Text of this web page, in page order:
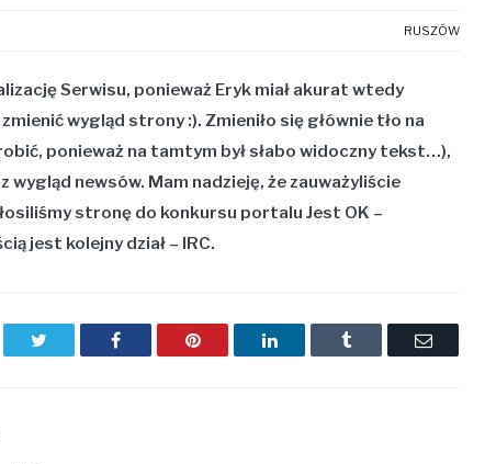
RUSZÓW
Serwisu, ponieważ Eryk miał akurat wtedy
wygląd strony :). Zmieniło się głównie tło na
ponieważ na tamtym był słabo widoczny tekst…),
wygląd newsów. Mam nadzieję, że zauważyliście
stronę do konkursu portalu Jest OK –
jest kolejny dział – IRC.
TwitterFacebookPinterestLinkedInTumblr Email